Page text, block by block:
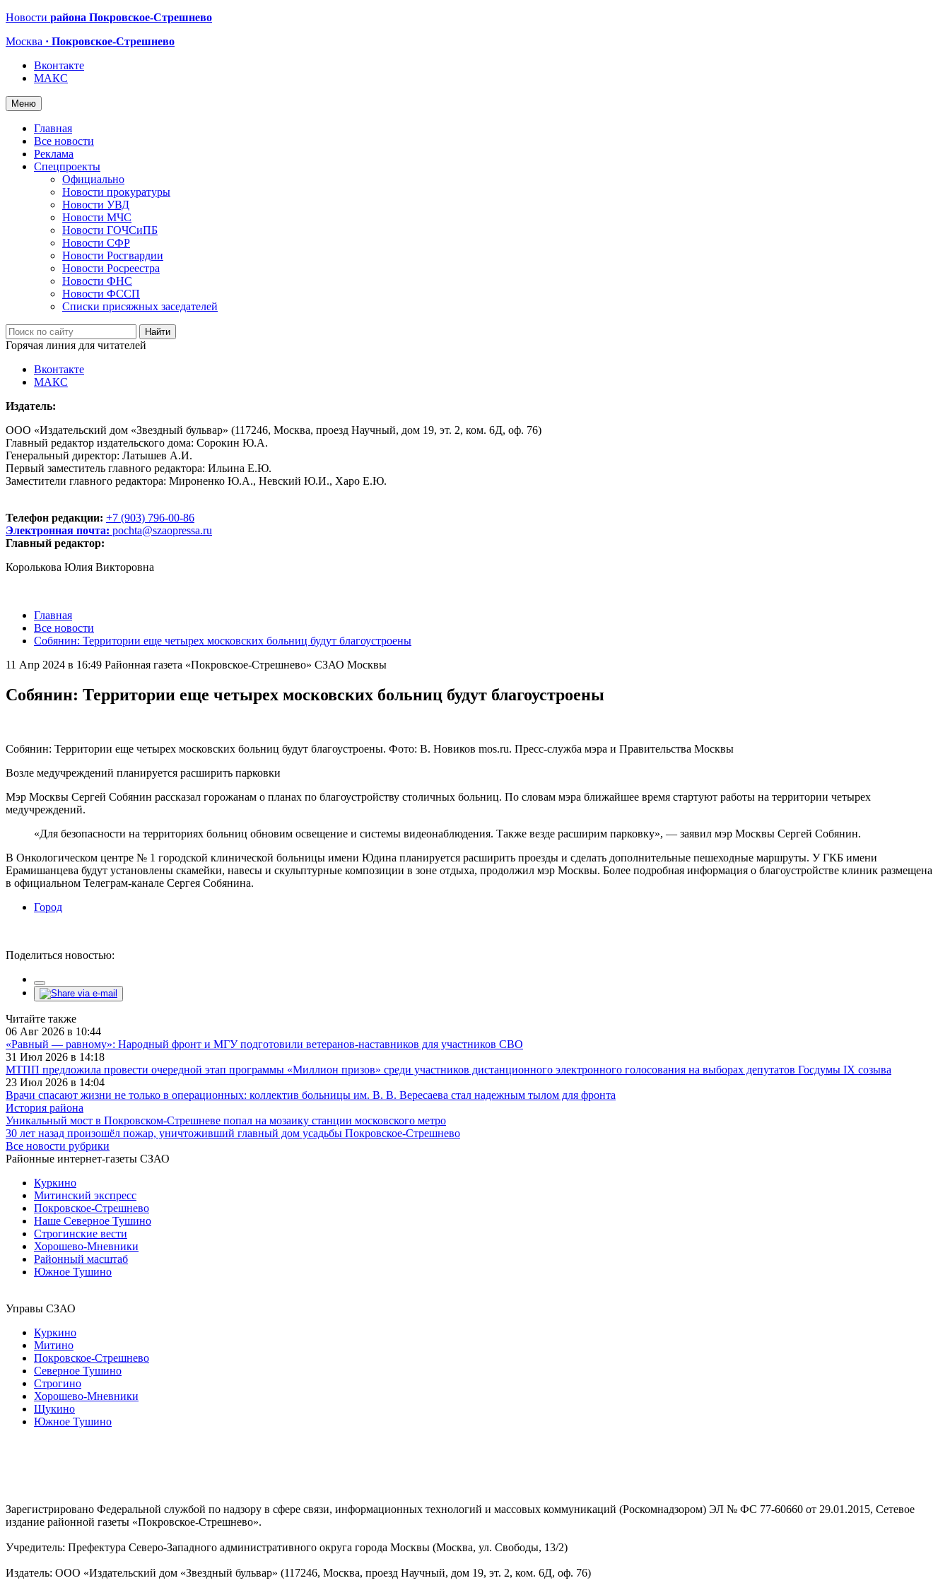
Новости района Покровское-Стрешнево
Москва · Покровское-Стрешнево
Вконтакте
МАКС
Меню
Главная
Все новости
Реклама
Спецпроекты
Официально
Новости прокуратуры
Новости УВД
Новости МЧС
Новости ГОЧСиПБ
Новости СФР
Новости Росгвардии
Новости Росреестра
Новости ФНС
Новости ФССП
Списки присяжных заседателей
Горячая линия для читателей
Вконтакте
МАКС
Издатель:
ООО «Издательский дом «Звездный бульвар» (117246, Москва, проезд Научный, дом 19, эт. 2, ком. 6Д, оф. 76)
Главный редактор издательского дома: Сорокин Ю.А.
Генеральный директор: Латышев А.И.
Первый заместитель главного редактора: Ильина Е.Ю.
Заместители главного редактора: Мироненко Ю.А., Невский Ю.И., Харо Е.Ю.
Телефон редакции: +7 (903) 796-00-86
Электронная почта: pochta@szaopressa.ru
Главный редактор:
Королькова Юлия Викторовна
Главная
Все новости
Собянин: Территории еще четырех московских больниц будут благоустроены
11 Апр 2024 в 16:49 Районная газета «Покровское-Стрешнево» СЗАО Москвы
Собянин: Территории еще четырех московских больниц будут благоустроены
Собянин: Территории еще четырех московских больниц будут благоустроены. Фото: В. Новиков mos.ru. Пресс-служба мэра и Правительства Москвы
Возле медучреждений планируется расширить парковки
Мэр Москвы Сергей Собянин рассказал горожанам о планах по благоустройству столичных больниц. По словам мэра ближайшее время стартуют работы на территории четырех
медучреждений.
«Для безопасности на территориях больниц обновим освещение и системы видеонаблюдения. Также везде расширим парковку», — заявил мэр Москвы Сергей Собянин.
В Онкологическом центре № 1 городской клинической больницы имени Юдина планируется расширить проезды и сделать дополнительные пешеходные маршруты. У ГКБ имени
Ерамишанцева будут установлены скамейки, навесы и скульптурные композиции в зоне отдыха, продолжил мэр Москвы. Более подробная информация о благоустройстве клиник размещена
в официальном Телеграм-канале Сергея Собянина.
Город
Поделиться новостью:
Читайте также
06 Авг 2026 в 10:44
«Равный — равному»: Народный фронт и МГУ подготовили ветеранов-наставников для участников СВО
31 Июл 2026 в 14:18
МТПП предложила провести очередной этап программы «Миллион призов» среди участников дистанционного электронного голосования на выборах депутатов Госдумы IX созыва
23 Июл 2026 в 14:04
Врачи спасают жизни не только в операционных: коллектив больницы им. В. В. Вересаева стал надежным тылом для фронта
История района
Уникальный мост в Покровском-Стрешневе попал на мозаику станции московского метро
30 лет назад произошёл пожар, уничтоживший главный дом усадьбы Покровское-Стрешнево
Все новости рубрики
Районные интернет-газеты СЗАО
Куркино
Митинский экспресс
Покровское-Стрешнево
Наше Северное Тушино
Строгинские вести
Хорошево-Мневники
Районный масштаб
Южное Тушино
Управы СЗАО
Куркино
Митино
Покровское-Стрешнево
Северное Тушино
Строгино
Хорошево-Мневники
Щукино
Южное Тушино
Зарегистрировано Федеральной службой по надзору в сфере связи, информационных технологий и массовых коммуникаций (Роскомнадзором) ЭЛ № ФС 77-60660 от 29.01.2015, Сетевое
издание районной газеты «Покровское-Стрешнево».
Учредитель: Префектура Северо-Западного административного округа города Москвы (Москва, ул. Свободы, 13/2)
Издатель: ООО «Издательский дом «Звездный бульвар» (117246, Москва, проезд Научный, дом 19, эт. 2, ком. 6Д, оф. 76)